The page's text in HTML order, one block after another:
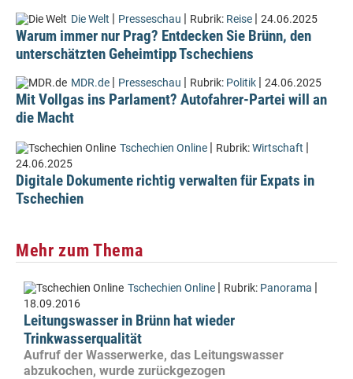
Die Welt | Presseschau | Rubrik: Reise | 24.06.2025
Warum immer nur Prag? Entdecken Sie Brünn, den
unterschätzten Geheimtipp Tschechiens
MDR.de | Presseschau | Rubrik: Politik | 24.06.2025
Mit Vollgas ins Parlament? Autofahrer-Partei will an
die Macht
Tschechien Online | Rubrik:Wirtschaft |
24.06.2025
Digitale Dokumente richtig verwalten für Expats in
Tschechien
Mehr zum Thema
Tschechien Online | Rubrik: Panorama |
18.09.2016
Leitungswasser in Brünn hat wieder
Trinkwasserqualität
Aufruf der Wasserwerke, das Leitungswasser
abzukochen, wurde zurückgezogen